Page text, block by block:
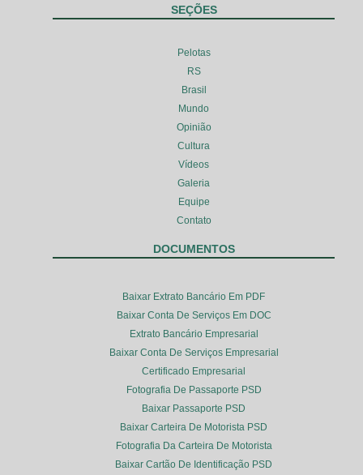
SEÇÕES
Pelotas
RS
Brasil
Mundo
Opinião
Cultura
Vídeos
Galeria
Equipe
Contato
DOCUMENTOS
Baixar Extrato Bancário Em PDF
Baixar Conta De Serviços Em DOC
Extrato Bancário Empresarial
Baixar Conta De Serviços Empresarial
Certificado Empresarial
Fotografia De Passaporte PSD
Baixar Passaporte PSD
Baixar Carteira De Motorista PSD
Fotografia Da Carteira De Motorista
Baixar Cartão De Identificação PSD